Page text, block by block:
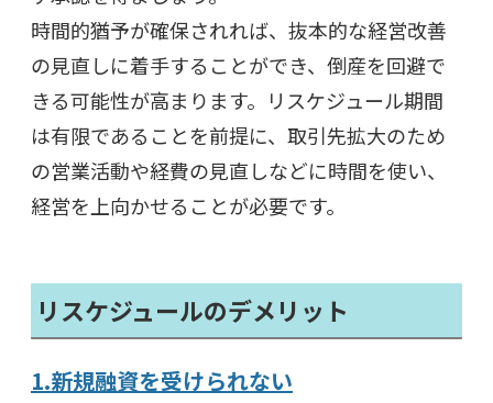
時間的猶予が確保されれば、抜本的な経営改善
の見直しに着手することができ、倒産を回避で
きる可能性が高まります。リスケジュール期間
は有限であることを前提に、取引先拡大のため
の営業活動や経費の見直しなどに時間を使い、
経営を上向かせることが必要です。
リスケジュールのデメリット
1.新規融資を受けられない